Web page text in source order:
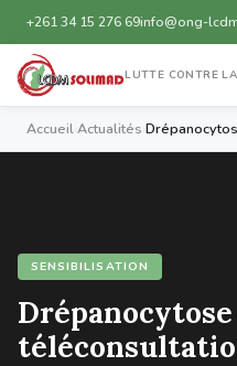
+261 34 15 276 69info@ong-
LUTTE CONTRE
AccueilActualités
SENSIBILISATION